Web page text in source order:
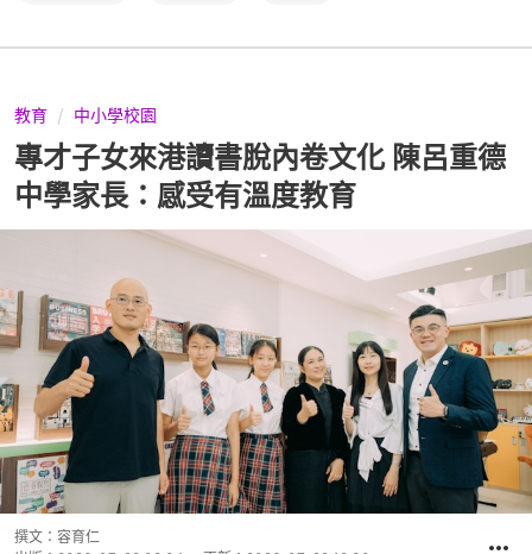
教育 中小學校園
專才子女來港讀書脫內卷文化 陳呂重德
中學家長：感受有溫度教育
撰文： 容育仁